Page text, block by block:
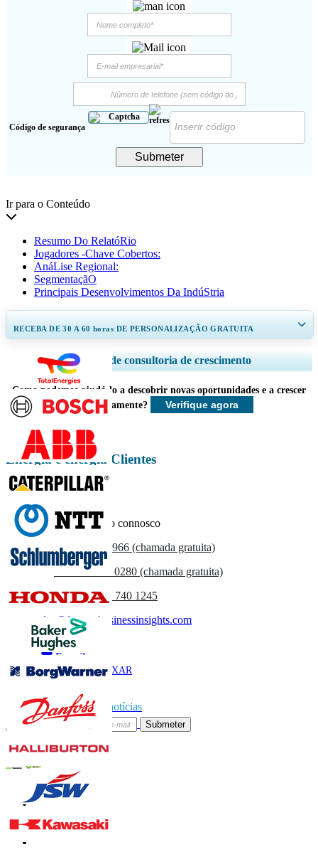
Código de segurança
Submeter
Ir para o Conteúdo
Resumo Do RelatóRio
Jogadores -Chave Cobertos:
AnáLise Regional:
SegmentaçãO
Principais Desenvolvimentos Da IndúStria
RECEBA DE 30 A 60 horas DE PERSONALIZAÇÃO GRATUITA
Ampliar a cobertura regional e por país, Análise de segmentos, Perfis de
empresas, Benchmarking competitivo, e insights sobre o usuário final.
Personalizar agora
Serviços de consultoria de crescimento
Como podemos ajudá-lo a descobrir novas oportunidades e a crescer
mais rapidamente?
Verifique agora
Energia e energia Clientes
Entre em contacto connosco
US
+1 833 909 2966 (chamada gratuita)
+44 808 502 0280 (chamada gratuita)
(APAC) +91 744 740 1245
sales@fortunebusinessinsights.com
Chamado
E-mail
BAIXAR
Subscrever boletim de notícias
Submeter
Confie on-line